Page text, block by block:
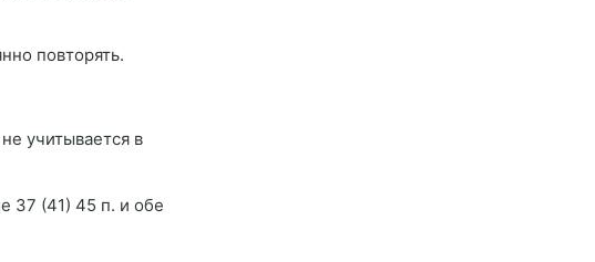
повторять.
учитывается в
37 (41) 45 п. и обе